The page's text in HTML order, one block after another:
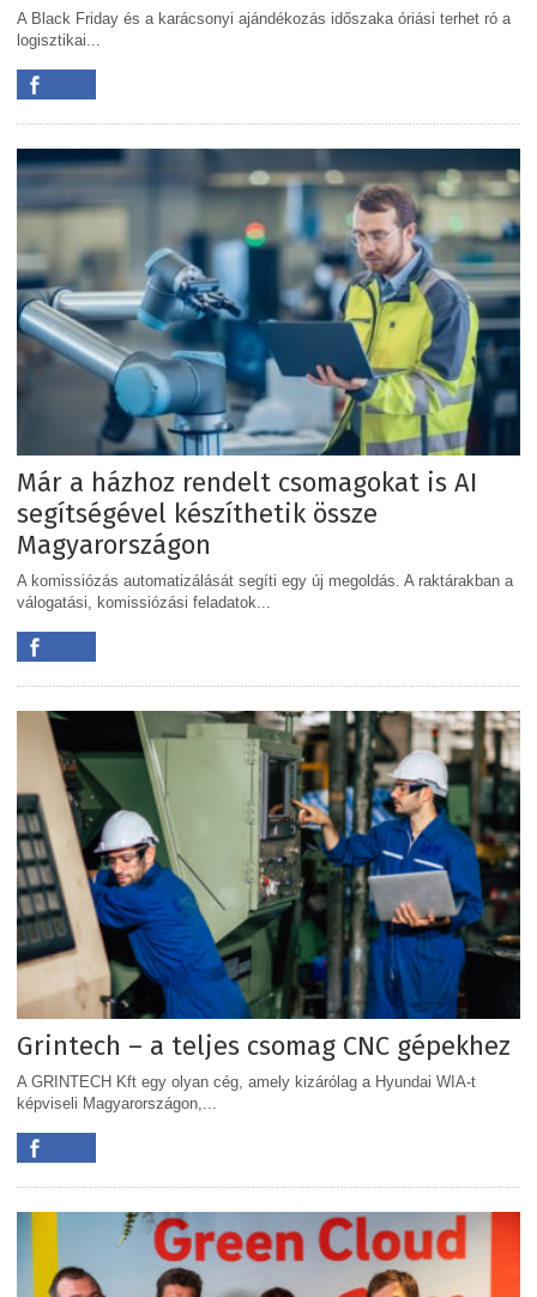
A Black Friday és a karácsonyi ajándékozás időszaka óriási terhet ró a
logisztikai...
Már a házhoz rendelt csomagokat is AI
segítségével készíthetik össze
Magyarországon
A komissiózás automatizálását segíti egy új megoldás. A raktárakban a
válogatási, komissiózási feladatok...
Grintech – a teljes csomag CNC gépekhez
A GRINTECH Kft egy olyan cég, amely kizárólag a Hyundai WIA-t
képviseli Magyarországon,...